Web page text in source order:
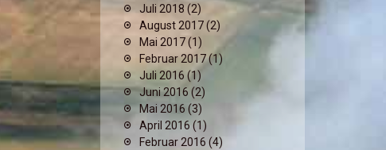
Juli 2018 (2)
August 2017(2)
Mai 2017(1)
Februar 2017(1)
Juli 2016 (1)
Juni 2016 (2)
Mai 2016 (3)
April 2016 (1)
Februar 2016 (4)